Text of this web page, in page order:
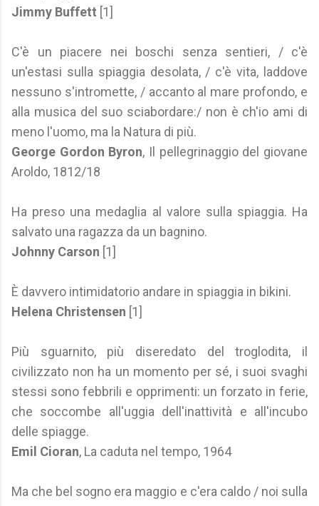
Jimmy Buffett [1]
C'è un piacere nei boschi senza sentieri, / c'è
un'estasi sulla spiaggia desolata, / c'è vita, laddove
nessuno s'intromette, / accanto al mare profondo, e
alla musica del suo sciabordare:/ non è ch'io ami di
meno l'uomo, ma la Natura di più.
George Gordon Byron, Il pellegrinaggio del giovane
Aroldo, 1812/18
Ha preso una medaglia al valore sulla spiaggia. Ha
salvato una ragazza da un bagnino.
Johnny Carson [1]
È davvero intimidatorio andare in spiaggia in bikini.
Helena Christensen [1]
Più sguarnito, più diseredato del troglodita, il
civilizzato non ha un momento per sé, i suoi svaghi
stessi sono febbrili e opprimenti: un forzato in ferie,
che soccombe all'uggia dell'inattività e all'incubo
delle spiagge.
Emil Cioran, La caduta nel tempo, 1964
Ma che bel sogno era maggio e c'era caldo / noi sulla